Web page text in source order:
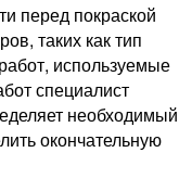
перед покраской
таких как тип
используемые
специалист
необходимый
окончательную